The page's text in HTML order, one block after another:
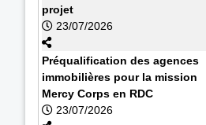
projet
23/07/2026
Préqualification des agences
immobilières pour la mission
Mercy Corps en RDC
23/07/2026